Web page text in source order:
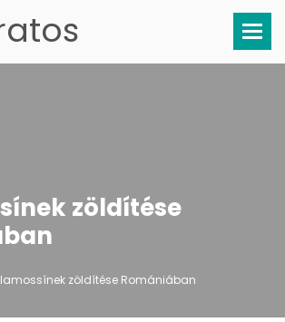
zöldítése
zöldítése Romániában